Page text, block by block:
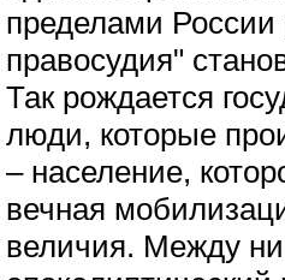
пределами России
правосудия"
Так рождается
люди, которые
– население,
вечная
величия. Между